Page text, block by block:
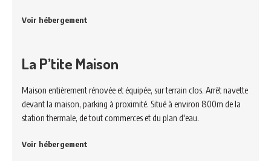
Voir hébergement
La P’tite Maison
Maison entièrement rénovée et équipée, sur terrain clos. Arrêt navette
devant la maison, parking à proximité. Situé à environ 800m de la
station thermale, de tout commerces et du plan d'eau.
Voir hébergement